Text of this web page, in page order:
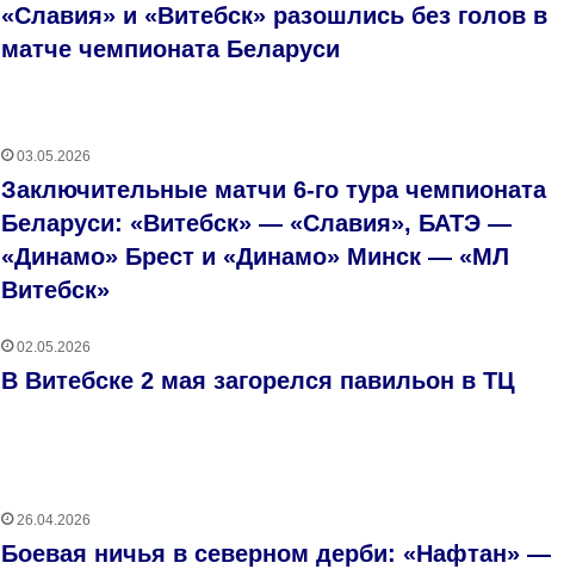
«Славия» и «Витебск» разошлись без голов в
матче чемпионата Беларуси
03.05.2026
Заключительные матчи 6‑го тура чемпионата
Беларуси: «Витебск» — «Славия», БАТЭ —
«Динамо» Брест и «Динамо» Минск — «МЛ
Витебск»
02.05.2026
В Витебске 2 мая загорелся павильон в ТЦ
26.04.2026
Боевая ничья в северном дерби: «Нафтан» —